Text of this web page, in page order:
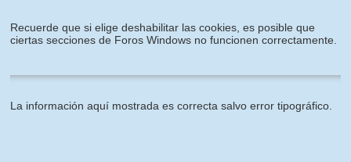
Recuerde que si elige deshabilitar las cookies, es posible que
ciertas secciones de Foros Windows no funcionen correctamente.
La información aquí mostrada es correcta salvo error tipográfico.